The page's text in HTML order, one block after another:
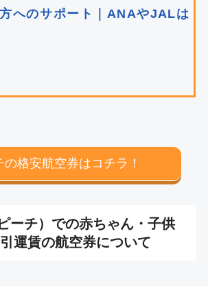
へのサポート｜ANAやJALは
の格安航空券はコチラ！
ーチ）での赤ちゃん・子供
運賃の航空券について